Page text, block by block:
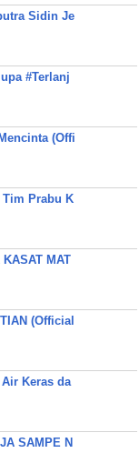
Sidin Je
#Terlanj
(Offi
Prabu K
MAT
(Official
Keras da
SAMPE N